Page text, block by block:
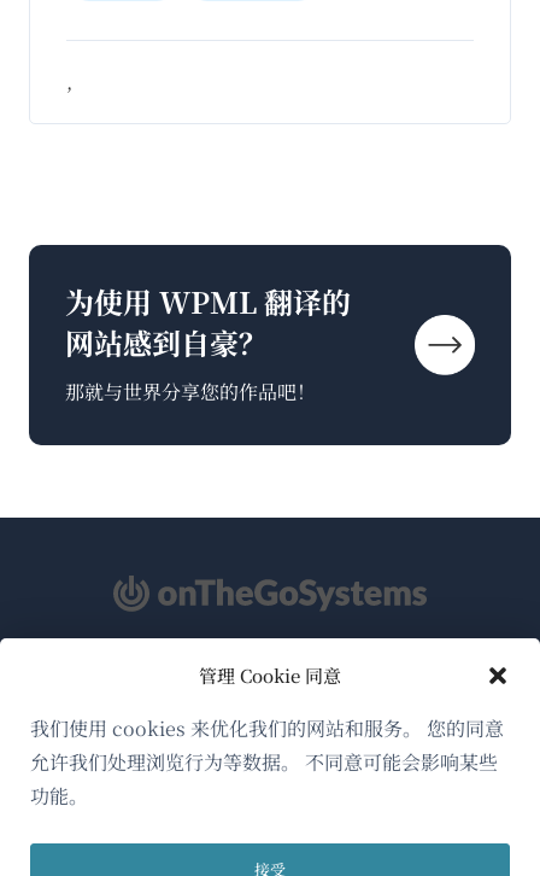
管理 Cookie 同意
我们使用 cookies 来优化我们的网站和服务。 您的同意
允许我们处理浏览行为等数据。 不同意可能会影响某些
功能。
接受
,
为使用 WPML 翻译的
网站感到自豪？
那就与世界分享您的作品吧！
关于WPML
GDPR与隐私政策
加入我们的团队（在
新
新
新